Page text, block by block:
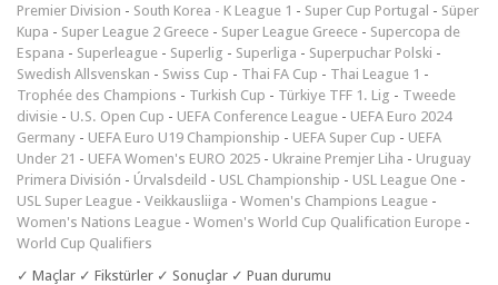
Premier Division - South Korea - K League 1 - Super Cup Portugal - Süper
Kupa - Super League 2 Greece - Super League Greece - Supercopa de
Espana - Superleague - Superlig - Superliga - Superpuchar Polski -
Swedish Allsvenskan - Swiss Cup - Thai FA Cup - Thai League 1 -
Trophée des Champions - Turkish Cup - Türkiye TFF 1. Lig - Tweede
divisie - U.S. Open Cup - UEFA Conference League - UEFA Euro 2024
Germany - UEFA Euro U19 Championship - UEFA Super Cup - UEFA
Under 21 - UEFA Women's EURO 2025 - Ukraine Premjer Liha - Uruguay
Primera División - Úrvalsdeild - USL Championship - USL League One -
USL Super League - Veikkausliiga - Women's Champions League -
Women's Nations League - Women's World Cup Qualification Europe -
World Cup Qualifiers
✓ Maçlar ✓ Fikstürler ✓ Sonuçlar ✓ Puan durumu